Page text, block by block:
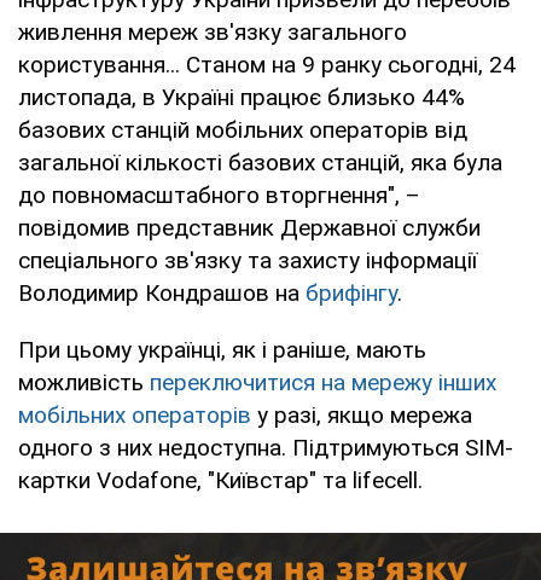
живлення мереж зв'язку загального
користування... Станом на 9 ранку сьогодні, 24
листопада, в Україні працює близько 44%
базових станцій мобільних операторів від
загальної кількості базових станцій, яка була
до повномасштабного вторгнення", –
повідомив представник Державної служби
спеціального зв'язку та захисту інформації
Володимир Кондрашов на брифінгу.
При цьому українці, як і раніше, мають
можливість переключитися на мережу інших
мобільних операторів у разі, якщо мережа
одного з них недоступна. Підтримуються SIM-
картки Vodafone, "Київстар" та lifecell.